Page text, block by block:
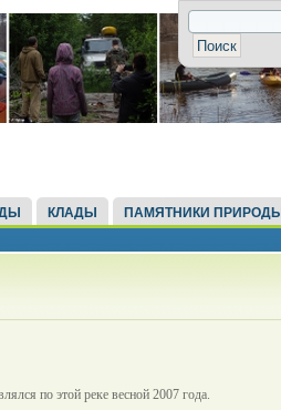
КЛАДЫ ПАМЯТНИКИ ПРИРОДЫ
по этой реке весной 2007 года.